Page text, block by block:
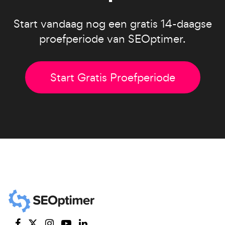
Start vandaag nog een gratis 14-daagse
proefperiode van SEOptimer.
Start Gratis Proefperiode